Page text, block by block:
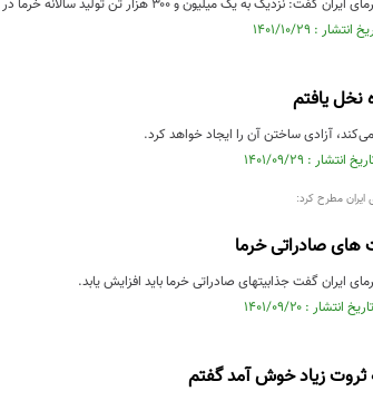
۳۰۰ هزار تن تولید سالانه خرما در کشور است که بسته به شرایط کشور ۲۵ تا ۳۰ درصد آن صادر می‌شود.
نخل یافتم
آزادی ساختن آن را ایجاد خواهد کرد.
مطرح کرد:
های صادراتی خرما
ایران گفت جذابیتهای صادراتی خرما باید افزایش یابد.
ثروت زیاد خوش آمد گفتم